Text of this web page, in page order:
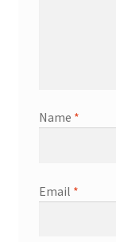
Name *
Email *